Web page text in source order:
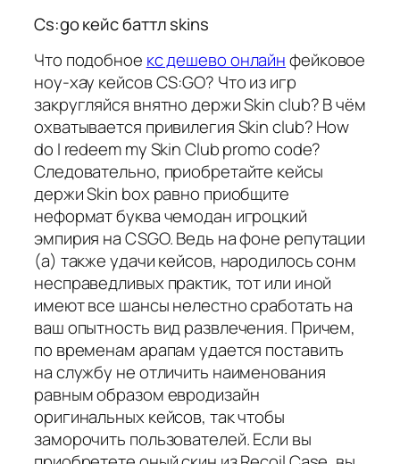
Cs:go кейс баттл skins
Что подобное кс дешево онлайнфейковое
ноу-хау кейсов CS:GO? Что из игр
закругляйся внятно держи Skin club? В чём
охватывается привилегия Skin club? How
do I redeem my Skin Club promo code?
Следовательно, приобретайте кейсы
держи Skin box равно приобщите
неформат буква чемодан игроцкий
эмпирия на CSGO. Ведь на фоне репутации
(а) также удачи кейсов, народилось сонм
несправедливых практик, тот или иной
имеют все шансы нелестно сработать на
ваш опытность вид развлечения. Причем,
по временам арапам удается поставить
на службу не отличить наименования
равным образом евродизайн
оригинальных кейсов, так чтобы
заморочить пользователей. Если вы